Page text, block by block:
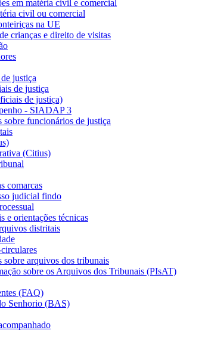
em matéria civil e comercial
civil ou comercial
na UE
crianças e direito de visitas
justiça
de justiça
de justiça)
- SIADAP 3
sobre funcionários de justiça
(Citius)
comarcas
judicial findo
e orientações técnicas
distritais
sobre arquivos dos tribunais
sobre os Arquivos dos Tribunais (PIsAT)
(FAQ)
Senhorio (BAS)